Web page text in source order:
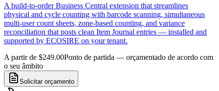
A build-to-order Business Central extension that streamlines
physical and cycle counting with barcode scanning, simultaneous
multi-user count sheets, zone-based counting, and variance
reconciliation that posts clean Item Journal entries — installed and
supported by ECOSIRE on your tenant.
A partir de $249.00Ponto de partida — orçamentado de acordo com
o seu âmbito
Solicitar orçamento